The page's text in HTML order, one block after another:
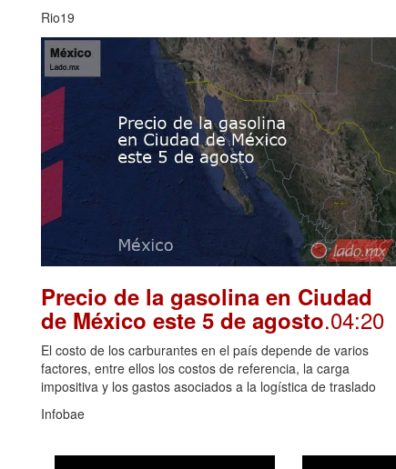
Rio19
Precio de la gasolina en Ciudad
de México este 5 de agosto.04:20
El costo de los carburantes en el país depende de varios
factores, entre ellos los costos de referencia, la carga
impositiva y los gastos asociados a la logística de traslado
Infobae